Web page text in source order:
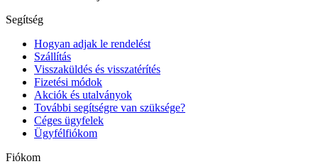
Segítség
Hogyan adjak le rendelést
Szállítás
Visszaküldés és visszatérítés
Fizetési módok
Akciók és utalványok
További segítségre van szüksége?
Céges ügyfelek
Ügyfélfiókom
Fiókom